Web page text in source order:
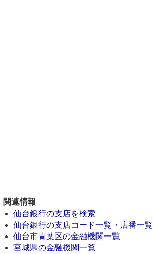
関連情報
仙台銀行の支店を検索
仙台銀行の支店コード一覧・店番一覧
仙台市青葉区の金融機関一覧
宮城県の金融機関一覧